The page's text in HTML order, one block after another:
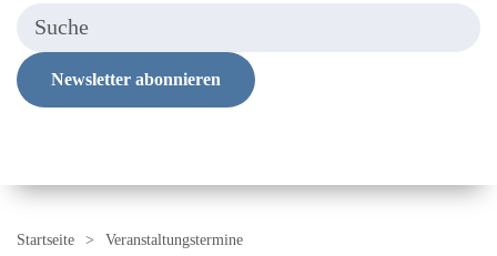
Newsletter abonnieren
Startseite Veranstaltungstermine